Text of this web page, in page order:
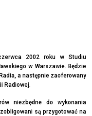
2002 roku w Studiu
w Warszawie. Będzie
a następnie zaoferowany
Radiowej.
niezbędne do wykonania
są przygotować na